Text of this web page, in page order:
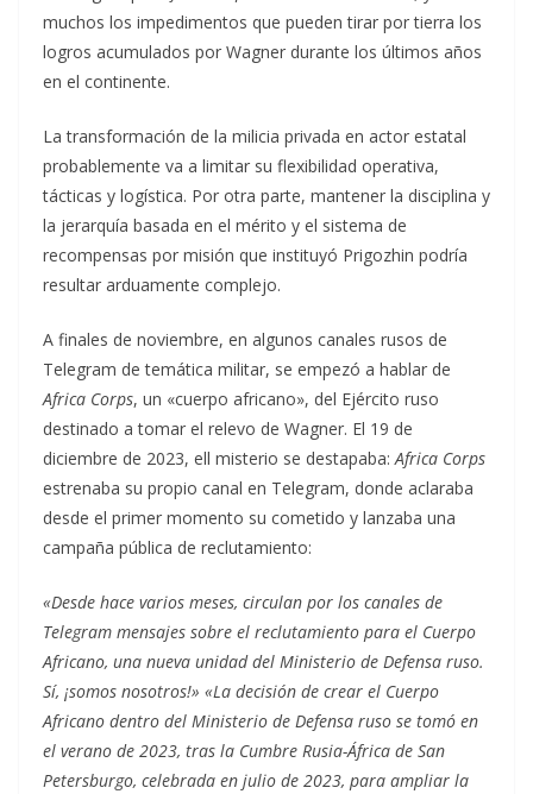
muchos los impedimentos que pueden tirar por tierra los
logros acumulados por Wagner durante los últimos años
en el continente.
La transformación de la milicia privada en actor estatal
probablemente va a limitar su flexibilidad operativa,
tácticas y logística. Por otra parte, mantener la disciplina y
la jerarquía basada en el mérito y el sistema de
recompensas por misión que instituyó Prigozhin podría
resultar arduamente complejo.
A finales de noviembre, en algunos canales rusos de
Telegram de temática militar, se empezó a hablar de
Africa Corps, un «cuerpo africano», del Ejército ruso
destinado a tomar el relevo de Wagner. El 19 de
diciembre de 2023, ell misterio se destapaba:Africa Corps
estrenaba su propio canal en Telegram, donde aclaraba
desde el primer momento su cometido y lanzaba una
campaña pública de reclutamiento:
«Desde hace varios meses, circulan por los canales de
Telegram mensajes sobre el reclutamiento para el Cuerpo
Africano, una nueva unidad del Ministerio de Defensa ruso.
Sí, ¡somos nosotros!» «La decisión de crear el Cuerpo
Africano dentro del Ministerio de Defensa ruso se tomó en
el verano de 2023, tras la Cumbre Rusia-África de San
Petersburgo, celebrada en julio de 2023, para ampliar la